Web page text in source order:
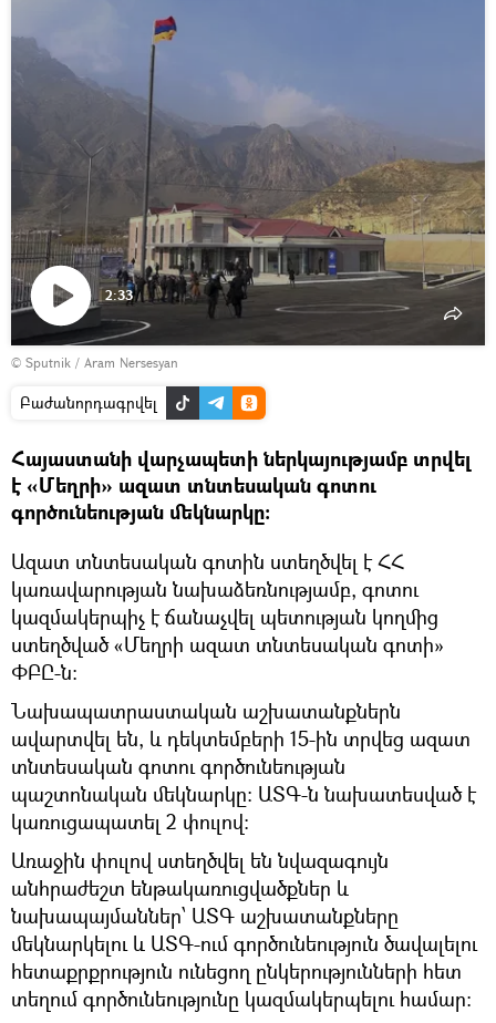
տեսանյութը
2:33
© Sputnik / Aram Nersesyan
Բաժանորդագրվել
Հայաստանի վարչապետի ներկայությամբ տրվել
է «Մեղրի» ազատ տնտեսական գոտու
գործունեության մեկնարկը։
Ազատ տնտեսական գոտին ստեղծվել է ՀՀ
կառավարության նախաձեռնությամբ, գոտու
կազմակերպիչ է ճանաչվել պետության կողմից
ստեղծված «Մեղրի ազատ տնտեսական գոտի»
ՓԲԸ-ն։
Նախապատրաստական աշխատանքներն
ավարտվել են, և դեկտեմբերի 15-ին տրվեց ազատ
տնտեսական գոտու գործունեության
պաշտոնական մեկնարկը։ ԱՏԳ-ն նախատեսված է
կառուցապատել 2 փուլով:
Առաջին փուլով ստեղծվել են նվազագույն
անհրաժեշտ ենթակառուցվածքներ և
նախապայմաններ՝ ԱՏԳ աշխատանքները
մեկնարկելու և ԱՏԳ-ում գործունեություն ծավալելու
հետաքրքրություն ունեցող ընկերությունների հետ
տեղում գործունեությունը կազմակերպելու համար: